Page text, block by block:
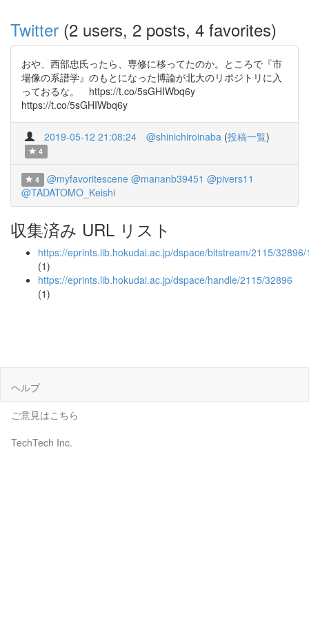
Twitter (2 users, 2 posts, 4 favorites)
おや、西部忠氏ったら、専修に移ってたのか。ところで『市
場像の系譜学』のもとになった博論が北大のリポジトリに入
っておるな。 https://t.co/5sGHIWbq6y
https://t.co/5sGHIWbq6y
2019-05-12 21:08:24 @shinichiroinaba (投稿一覧)
4
4 @myfavoritescene @mananb39451 @pivers11
@TADATOMO_Keishi
収集済み URL リスト
https://eprints.lib.hokudai.ac.jp/dspace/bitstream/2115/
(1)
https://eprints.lib.hokudai.ac.jp/dspace/handle/2115/32896
(1)
ヘルプ
ご意見はこちら
TechTech Inc.